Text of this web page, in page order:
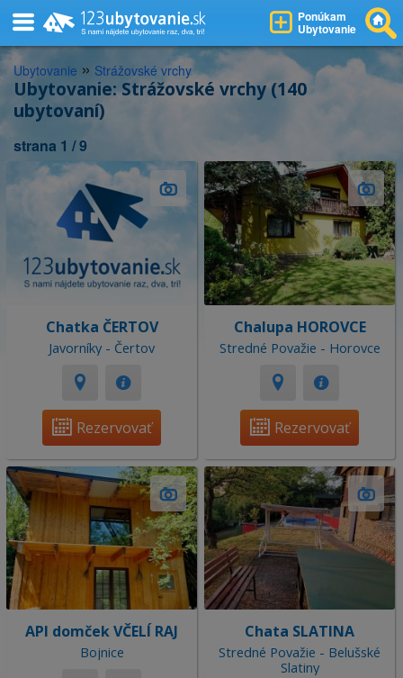
Ponúkam
Ubytovanie
Ubytovanie » Strážovské vrchy
Ubytovanie: Strážovské vrchy (140
ubytovaní)
strana 1 / 9
Chatka ČERTOV
Javorníky - Čertov
Rezervovať
Chalupa HOROVCE
Stredné Považie - Horovce
Rezervovať
API domček VČELÍ RAJ
Bojnice
Chata SLATINA
Stredné Považie - Belušské
Slatiny